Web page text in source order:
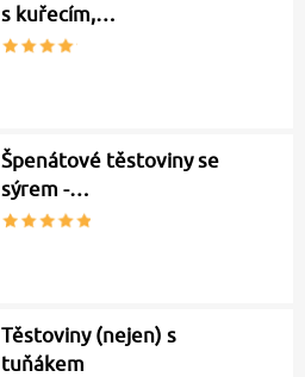
s kuřecím,…
Špenátové těstoviny se
sýrem -…
Těstoviny (nejen) s
tuňákem